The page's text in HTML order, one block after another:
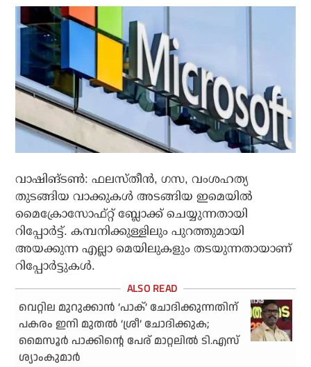
വാഷിങ്ടണ്‍: ഫലസ്തീന്‍, ഗസ, വംശഹത്യ
തുടങ്ങിയ വാക്കുകള്‍ അടങ്ങിയ ഇമെയില്‍
മൈക്രോസോഫ്റ്റ് ബ്ലോക്ക് ചെയ്യുന്നതായി
റിപ്പോര്‍ട്ട്. കമ്പനിക്കുള്ളിലും പുറത്തുമായി
അയക്കുന്ന എല്ലാ മെയിലുകളും തടയുന്നതായാണ്
റിപ്പോര്‍ട്ടുകള്‍.
വെറ്റില മുറുക്കാന്‍ ‘പാക്’ ചോദിക്കുന്നതിന്
പകരം ഇനി മുതല്‍ ‘ശ്രീ’ ചോദിക്കുക;
മൈസൂര്‍ പാക്കിന്റെ പേര് മാറ്റലില്‍ ടി.എസ്
ശ്യാംകുമാര്‍